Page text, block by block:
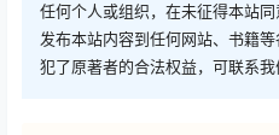
任何个人或组织，在未征得本站同
发布本站内容到任何网站、书籍
犯了原著者的合法权益，可联系我